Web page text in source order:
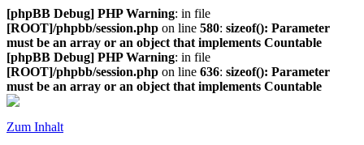
[phpBB Debug] PHP Warning: in file
[ROOT]/phpbb/session.php on line 580: sizeof(): Parameter
must be an array or an object that implements Countable
[phpBB Debug] PHP Warning: in file
[ROOT]/phpbb/session.php on line 636: sizeof(): Parameter
must be an array or an object that implements Countable
Zum Inhalt